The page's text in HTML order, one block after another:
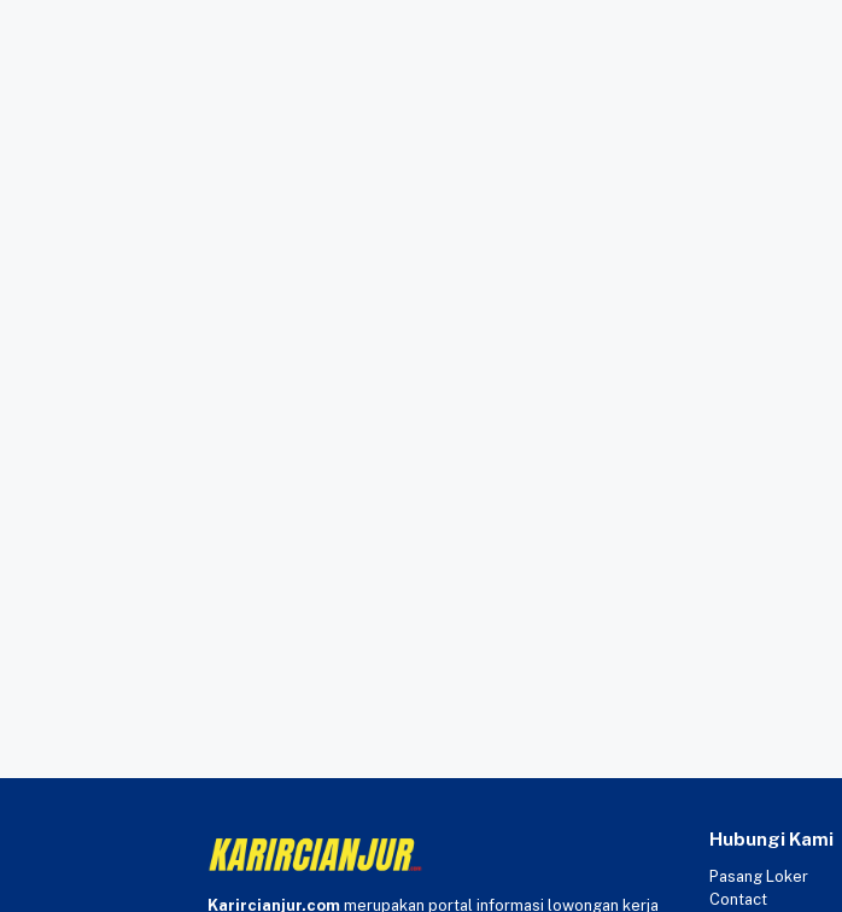
Karircianjur.com merupakan portal informasi lowongan kerja
Hubungi Kami
Pasang Loker
Contact